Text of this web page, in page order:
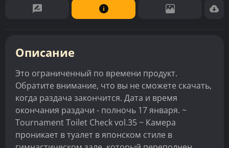
Описание
Это ограниченный по времени продукт.
Обратите внимание, что вы не сможете скачать,
когда раздача закончится. Дата и время
окончания раздачи - полночь 17 января. ~
Tournament Toilet Check vol.35 ~ Камера
проникает в туалет в японском стиле в